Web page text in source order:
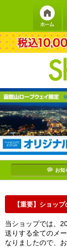
お知
【重要】ショッ
当ショップでは、
送りする全てのメ
なりましたので、